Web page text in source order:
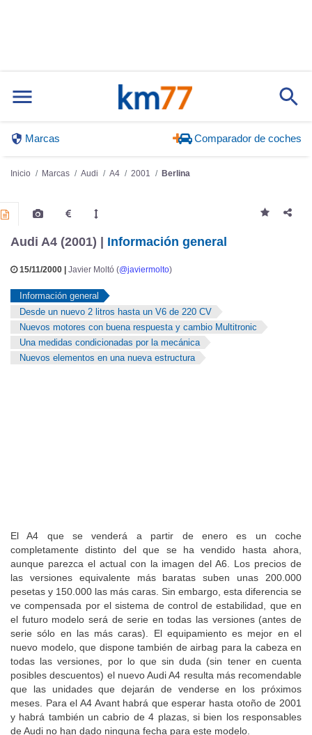
Audi A4 (2001) | Información general
Información general
Desde un nuevo 2 litros hasta un V6 de 220 CV
Nuevos motores con buena respuesta y cambio Multitronic
Una medidas condicionadas por la mecánica
El A4 que se venderá a partir de enero es un coche
completamente distinto del que se ha vendido hasta ahora,
aunque parezca el actual con la imagen del A6. Los precios de
las versiones equivalente más baratas suben unas 200.000
pesetas y 150.000 las más caras. Sin embargo, esta diferencia se
ve compensada por el sistema de control de estabilidad, que en
el futuro modelo será de serie en todas las versiones (antes de
serie sólo en las más caras). El equipamiento es mejor en el
nuevo modelo, que dispone también de airbag para la cabeza en
todas las versiones, por lo que sin duda (sin tener en cuenta
posibles descuentos) el nuevo Audi A4 resulta más recomendable
que las unidades que dejarán de venderse en los próximos
meses. Para el A4 Avant habrá que esperar hasta otoño de 2001
y habrá también un cabrio de 4 plazas, si bien los responsables